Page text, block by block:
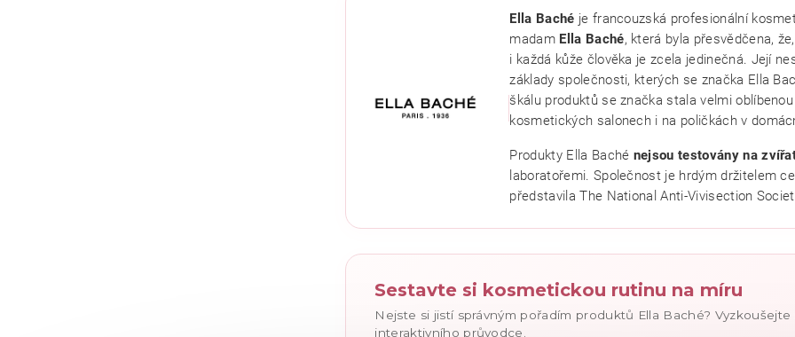
Vložením hodnocení souhlasíte sezásadami ochrany osobních údajů.
Ella Baché je francouzská profesionální
madam Ella Baché, která byla přesvědčena,
i každá kůže člověka je zcela jedinečná. Její
základy společnosti, kterých se značka Ella
škálu produktů se značka stala velmi
kosmetických salonech i na poličkách v
Produkty Ella Baché nejsou testovány na
laboratořemi. Společnost je hrdým držitelem
představila The National Anti-Vivisection
Sestavte si kosmetickou rutinu na míru
Nejste si jistí správným pořadím produktů Ella Baché? Vyzkoušejte
interaktivního průvodce.